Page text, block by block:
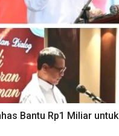
Bantu Rp1 Miliar